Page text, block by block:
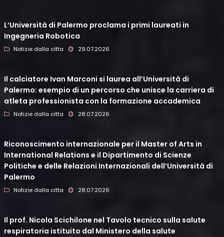
L’Università di Palermo proclama i primi laureati in
Ingegneria Robotica
Notizie dalla citta 29.07.2026
Il calciatore Ivan Marconi si laurea all’Università di
Palermo: esempio di un percorso che unisce la carriera di
atleta professionista con la formazione accademica
Notizie dalla citta 28.07.2026
Riconoscimento internazionale per il Master of Arts in
International Relations e il Dipartimento di Scienze
Politiche e delle Relazioni Internazionali dell’Università di
Palermo
Notizie dalla citta 28.07.2026
Il prof. Nicola Scichilone nel Tavolo tecnico sulla salute
respiratoria istituito dal Ministero della salute